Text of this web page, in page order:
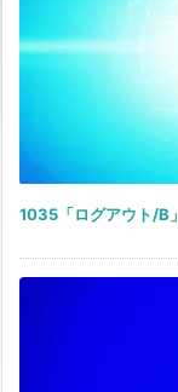
1035「ログアウト/B」